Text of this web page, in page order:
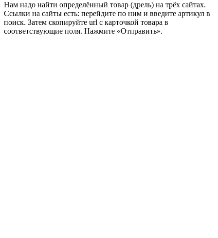
Нам надо найти определённый товар (дрель) на трёх сайтах.
Ссылки на сайты есть: перейдите по ним и введите артикул в
поиск. Затем скопируйте url с карточкой товара в
соответствующие поля. Нажмите «Отправить».